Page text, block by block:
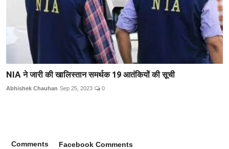
NIA ने जारी की खालिस्तान समर्थक 19 आतंकियों की सूची
Abhishek Chauhan Sep 25, 2023 0
Comments Facebook Comments